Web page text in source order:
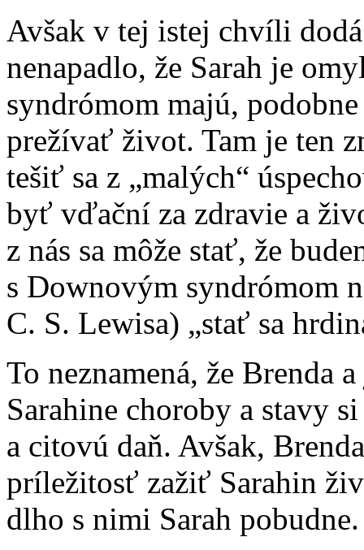
Avšak v tej istej chvíli
nenapadlo, že Sarah je
syndrómom majú,
prežívať život. Tam je ten
tešiť sa z „malých“
byť vďační za zdravie a
z nás sa môže stať, že
s Downovým syndrómom
C. S. Lewisa) „stať sa
To neznamená, že Brenda
Sarahine choroby a stavy
a citovú daň. Avšak,
príležitosť zažiť Sarahin
dlho s nimi Sarah pobudne.